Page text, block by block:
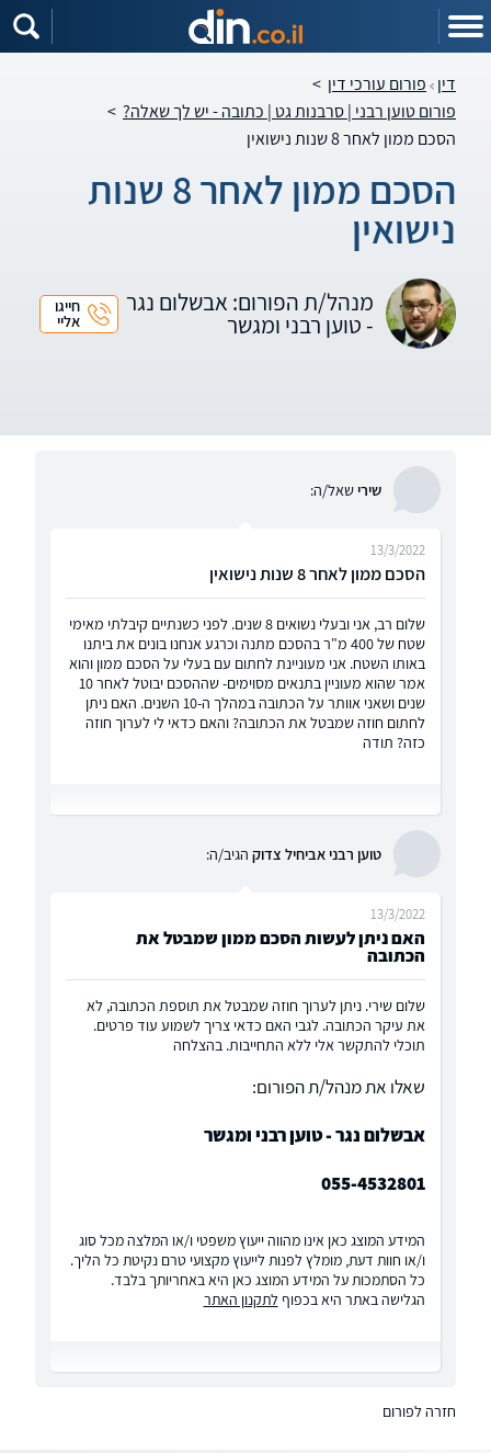
דין פורום עורכי דין >
פורום טוען רבני | סרבנות גט | כתובה - יש לך שאלה? >
הסכם ממון לאחר 8 שנות נישואין
הסכם ממון לאחר 8 שנות
נישואין
מנהל/ת הפורום: אבשלום נגר
- טוען רבני ומגשר
חייגו
אליי
שירישאל/ה:
הסכם ממון לאחר 8 שנות נישואין
13/3/2022
שלום רב, אני ובעלי נשואים 8 שנים. לפני כשנתיים קיבלתי מאימי
שטח של 400 מ"ר בהסכם מתנה וכרגע אנחנו בונים את ביתנו
באותו השטח. אני מעוניינת לחתום עם בעלי על הסכם ממון והוא
אמר שהוא מעוניין בתנאים מסוימים- שההסכם יבוטל לאחר 10
שנים ושאני אוותר על הכתובה במהלך ה-10 השנים. האם ניתן
לחתום חוזה שמבטל את הכתובה? והאם כדאי לי לערוך חוזה
כזה? תודה
טוען רבני אביחיל צדוק הגיב/ה:
האם ניתן לעשות הסכם ממון שמבטל את
הכתובה
13/3/2022
שלום שירי. ניתן לערוך חוזה שמבטל את תוספת הכתובה, לא
את עיקר הכתובה. לגבי האם כדאי צריך לשמוע עוד פרטים.
תוכלי להתקשר אלי ללא התחייבות. בהצלחה
שאלו את מנהל/ת הפורום:
אבשלום נגר - טוען רבני ומגשר
055-4532801
המידע המוצג כאן אינו מהווה ייעוץ משפטי ו/או המלצה מכל סוג
ו/או חוות דעת, מומלץ לפנות לייעוץ מקצועי טרם נקיטת כל הליך.
כל הסתמכות על המידע המוצג כאן היא באחריותך בלבד.
הגלישה באתר היא בכפוף לתקנון האתר
חזרה לפורום